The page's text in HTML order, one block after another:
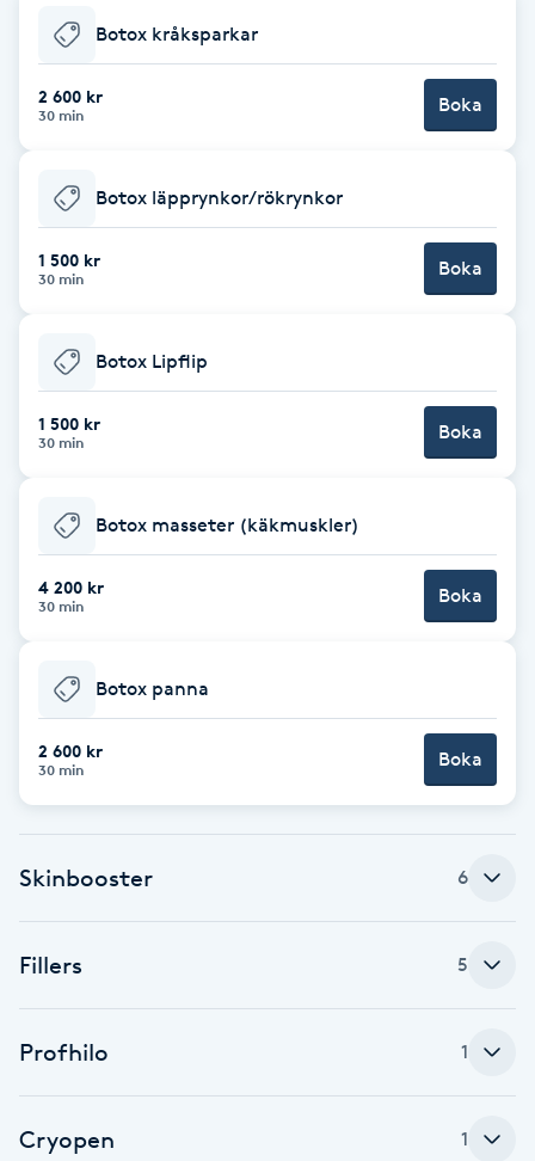
Extensions borttagning
Eyeliner-tatuering
Face framing
Fet hårbotten
Fettreducering
Fibromassage
Fillers
Fotmassage
Fotsvamp
Fotvård
Fransar
Fransfärgning
Fransförlängning Megavolym
Botox kråksparkar
2 600 kr
30 min Boka
Botox läpprynkor/rökrynkor
1 500 kr
30 min Boka
Botox Lipflip
1 500 kr
30 min Boka
Botox masseter (käkmuskler)
4 200 kr
30 min Boka
Botox panna
2 600 kr
30 min Boka
Skinbooster 6
Fillers 5
Profhilo 1
Cryopen 1